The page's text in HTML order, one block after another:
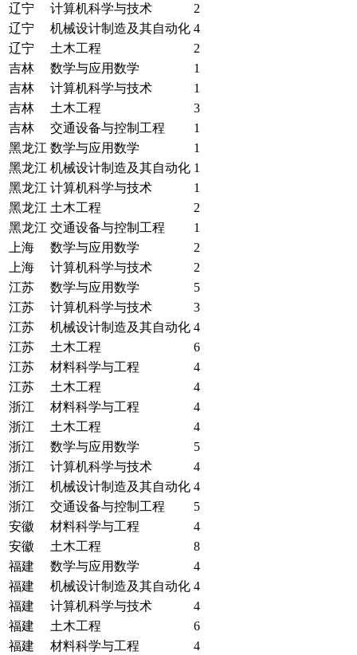
辽宁
计算机科学与技术
2
辽宁
机械设计制造及其自动化 4
辽宁
土木工程
2
吉林
数学与应用数学
1
吉林
计算机科学与技术
1
吉林
土木工程
3
吉林
交通设备与控制工程
1
黑龙江 数学与应用数学
1
黑龙江 机械设计制造及其自动化 1
黑龙江 计算机科学与技术
1
黑龙江 土木工程
2
黑龙江 交通设备与控制工程
1
上海
数学与应用数学
2
上海
计算机科学与技术
2
江苏
数学与应用数学
5
江苏
计算机科学与技术
3
江苏
机械设计制造及其自动化 4
江苏
土木工程
6
江苏
材料科学与工程
4
江苏
土木工程
4
浙江
材料科学与工程
4
浙江
土木工程
4
浙江
数学与应用数学
5
浙江
计算机科学与技术
4
浙江
机械设计制造及其自动化 4
浙江
交通设备与控制工程
5
安徽
材料科学与工程
4
安徽
土木工程
8
福建
数学与应用数学
4
福建
机械设计制造及其自动化 4
福建
计算机科学与技术
4
福建
土木工程
6
福建
材料科学与工程 4